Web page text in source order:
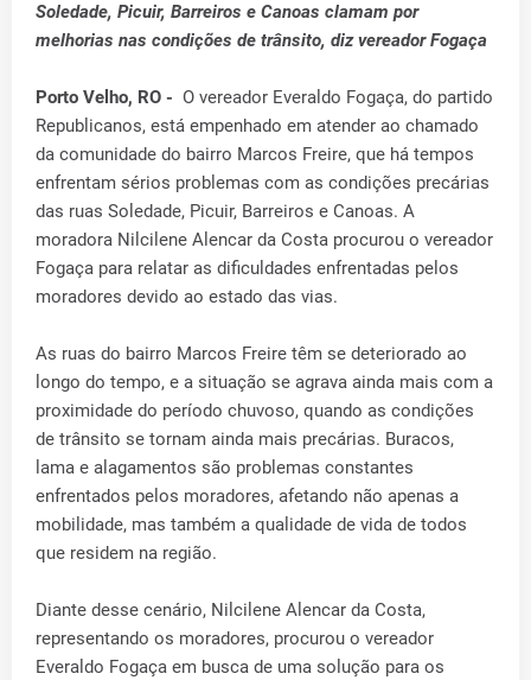
Soledade, Picuir, Barreiros e Canoas clamam por
melhorias nas condições de trânsito, diz vereador Fogaça
Porto Velho, RO - O vereador Everaldo Fogaça, do partido
Republicanos, está empenhado em atender ao chamado
da comunidade do bairro Marcos Freire, que há tempos
enfrentam sérios problemas com as condições precárias
das ruas Soledade, Picuir, Barreiros e Canoas. A
moradora Nilcilene Alencar da Costa procurou o vereador
Fogaça para relatar as dificuldades enfrentadas pelos
moradores devido ao estado das vias.
As ruas do bairro Marcos Freire têm se deteriorado ao
longo do tempo, e a situação se agrava ainda mais com a
proximidade do período chuvoso, quando as condições
de trânsito se tornam ainda mais precárias. Buracos,
lama e alagamentos são problemas constantes
enfrentados pelos moradores, afetando não apenas a
mobilidade, mas também a qualidade de vida de todos
que residem na região.
Diante desse cenário, Nilcilene Alencar da Costa,
representando os moradores, procurou o vereador
Everaldo Fogaça em busca de uma solução para os